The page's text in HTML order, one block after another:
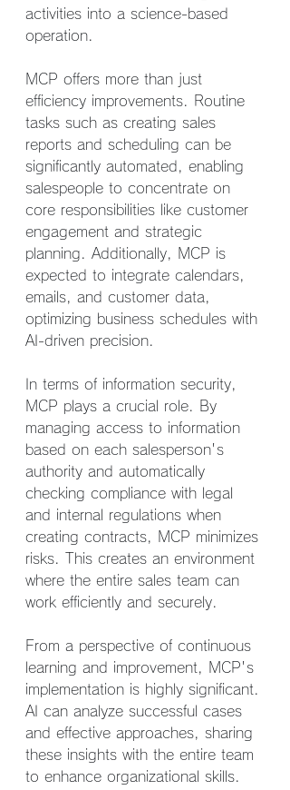
activities into a science-based
operation.
MCP offers more than just
efficiency improvements. Routine
tasks such as creating sales
reports and scheduling can be
significantly automated, enabling
salespeople to concentrate on
core responsibilities like customer
engagement and strategic
planning. Additionally, MCP is
expected to integrate calendars,
emails, and customer data,
optimizing business schedules with
AI-driven precision.
In terms of information security,
MCP plays a crucial role. By
managing access to information
based on each salesperson's
authority and automatically
checking compliance with legal
and internal regulations when
creating contracts, MCP minimizes
risks. This creates an environment
where the entire sales team can
work efficiently and securely.
From a perspective of continuous
learning and improvement, MCP's
implementation is highly significant.
AI can analyze successful cases
and effective approaches, sharing
these insights with the entire team
to enhance organizational skills.